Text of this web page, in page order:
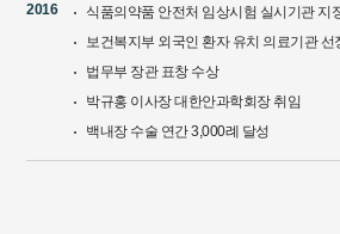
2016
식품의약품 안전처 임상시험 실시기관 지
보건복지부 외국인 환자 유치 의료기관 선
법무부 장관 표창 수상
박규홍 이사장 대한안과학회장 취임
백내장 수술 연간 3,000례 달성